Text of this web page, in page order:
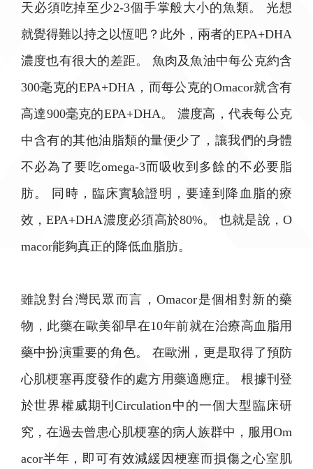
天必須吃掉至少2-3個手掌般大小的魚類。 光想
就覺得難以持之以恆吧？此外，兩者的EPA+DHA
濃度也有很大的差距。 魚肉及魚油中每公克約含
300毫克的EPA+DHA，而每公克的Omacor就含有
高達900毫克的EPA+DHA。 濃度高，代表每公克
中含有的其他油脂類的量便少了，讓我們的身體
不必為了要吃omega-3而吸收到多餘的不必要脂
肪。 同時，臨床實驗證明，要達到降血脂的療
效，EPA+DHA濃度必須高於80%。 也就是說，O
macor能夠真正的降低血脂肪。
雖說對台灣民眾而言，Omacor是個相對新的藥
物，此藥在歐美卻早在10年前就在治療高血脂用
藥中扮演重要的角色。 在歐洲，更是取得了預防
心肌梗塞再度發作的處方用藥適應症。 根據刊登
於世界權威期刊Circulation中的一個大型臨床研
究，在過去曾患心肌梗塞的病人族群中，服用Om
acor半年，即可有效減緩因梗塞而損傷之心室肌